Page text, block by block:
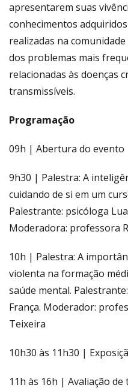
apresentarem suas
conhecimentos
realizadas na
dos problemas mais
relacionadas às doenças
transmissíveis.
Programação
09h | Abertura do evento
9h30 | Palestra: A
cuidando de si em um
Palestrante: psicóloga
Moderadora: professora
10h | Palestra: A
violenta na formação
saúde mental.
França. Moderador:
Teixeira
10h30 às 11h30 |
11h às 16h | Avaliação